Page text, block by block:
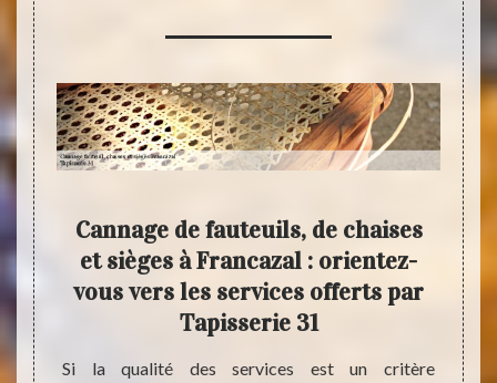
de
:
Cannage de fauteuils, de chaises
et sièges à Francazal : orientez-
vous vers les services offerts par
Tapisserie 31
Si la qualité des services est un critère